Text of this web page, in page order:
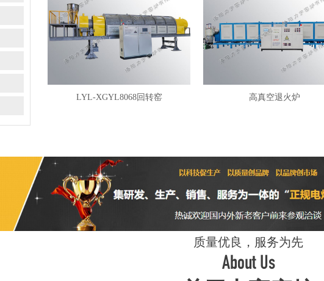
LYL-XGYL8068回转窑 高真空退火炉
质量优良，服务为先
About Us